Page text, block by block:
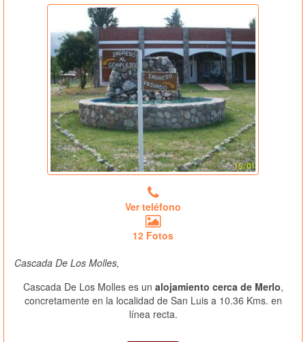
Ver teléfono
12 Fotos
Cascada De Los Molles,
Cascada De Los Molles es un alojamiento cerca de Merlo,
concretamente en la localidad de San Luis a 10.36 Kms. en
línea recta.